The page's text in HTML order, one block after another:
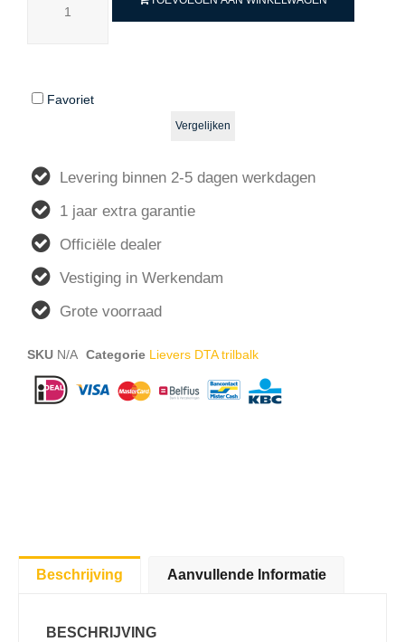
Favoriet
Vergelijken
Levering binnen 2-5 dagen werkdagen
1 jaar extra garantie
Officiële dealer
Vestiging in Werkendam
Grote voorraad
SKU N/A Categorie Lievers DTA trilbalk
Beschrijving Aanvullende Informatie
BESCHRIJVING